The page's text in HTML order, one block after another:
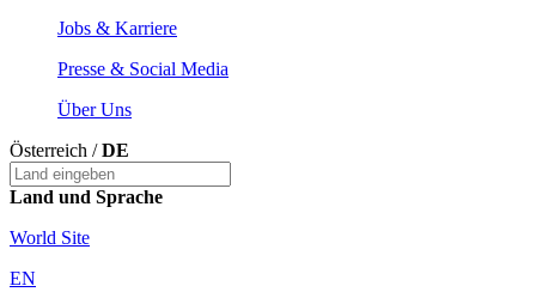
Jobs & Karriere
Presse & Social Media
Über Uns
Österreich /DE
Land und Sprache
World Site
EN